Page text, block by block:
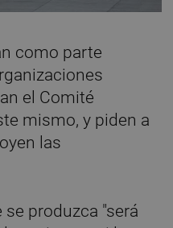
como parte
el Comité
mismo, y piden a
las
produzca "será